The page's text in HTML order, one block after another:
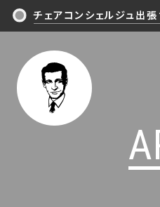
TOP
NEWS/
PHILOSOPHY
チェアコンシェルジュ出